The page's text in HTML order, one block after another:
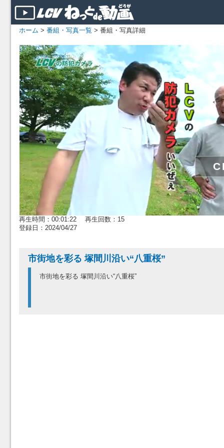
ホーム > 番組・写真一覧 > 番組・写真詳細
再生時間：00:01:22 再生回数：15
登録日：2024/04/27
市街地を彩る 塚間川沿い“八重桜”
市街地を彩る 塚間川沿い“八重桜”